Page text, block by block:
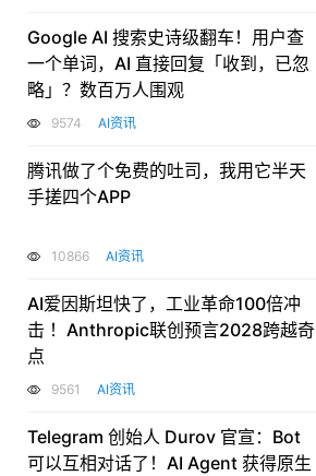
Google AI 搜索史诗级翻车！用户查
一个单词，AI 直接回复「收到，已忽
略」？数百万人围观
9574 AI资讯
腾讯做了个免费的吐司，我用它半天
手搓四个APP
10866 AI资讯
AI爱因斯坦快了，工业革命100倍冲
击 ！Anthropic联创预言2028跨越奇
点
9561 AI资讯
Telegram 创始人 Durov 官宣：Bot
可以互相对话了！AI Agent 获得原生